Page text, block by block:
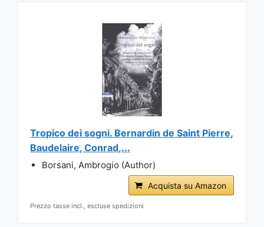
Tropico dei sogni. Bernardin de Saint Pierre,
Baudelaire, Conrad,...
Borsani, Ambrogio (Author)
Acquista su Amazon
Prezzo tasse incl., escluse spedizioni